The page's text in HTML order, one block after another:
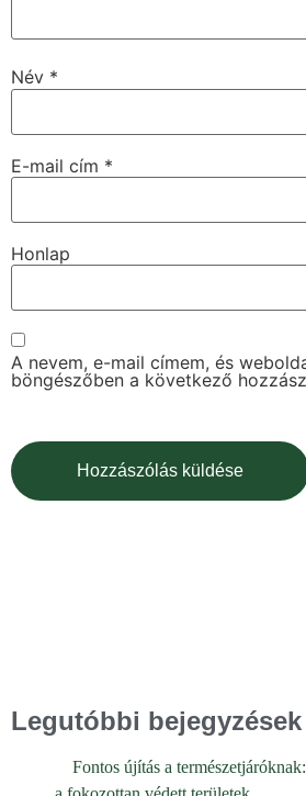
Név *
E-mail cím *
Honlap
A nevem, e-mail címem, és
böngészőben a következő
Legutóbbi bejegyzések
Fontos újítás a